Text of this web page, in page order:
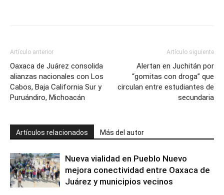
Artículo anterior
Oaxaca de Juárez consolida
alianzas nacionales con Los
Cabos, Baja California Sur y
Puruándiro, Michoacán
Artículo siguiente
Alertan en Juchitán por
“gomitas con droga” que
circulan entre estudiantes de
secundaria
Artículos relacionados Más del autor
Nueva vialidad en Pueblo Nuevo
mejora conectividad entre Oaxaca de
Juárez y municipios vecinos